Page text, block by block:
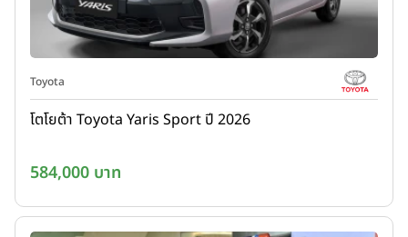
Toyota
โตโยต้า Toyota Yaris Sport ปี 2026
584,000 บาท